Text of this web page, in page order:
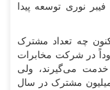
نوری توسعه پیدا
چه تعداد مشترک
در شرکت مخابرات
و خدمت می‌گیرند، ولی
شده، یک میلیون مشترک در سال